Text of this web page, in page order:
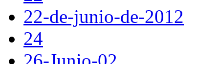
22-de-junio-de-2012
24